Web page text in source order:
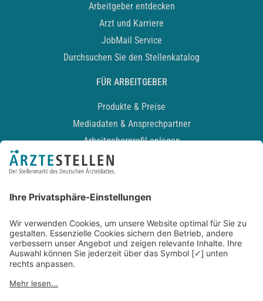
Arbeitgeber entdecken
Arzt und Karriere
JobMail Service
Durchsuchen Sie den Stellenkatalog
FÜR ARBEITGEBER
Produkte & Preise
Mediadaten & Ansprechpartner
Arbeitgeberprofil anlegen
Recruiting-Podcast
Kontakt
Datenschutz
Newsletter